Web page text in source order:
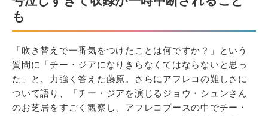
も
「吹き替えで一番気をつけたことは何ですか？」という
質問に「チー・ジアになりきらなくてはならないと思っ
た」と、力強く答えた藤原。さらにアフレコの難しさに
ついて語り、「チー・ジアを演じるジョウ・シュンさん
のお芝居をすごく観察し、アフレコブースの中でチー・